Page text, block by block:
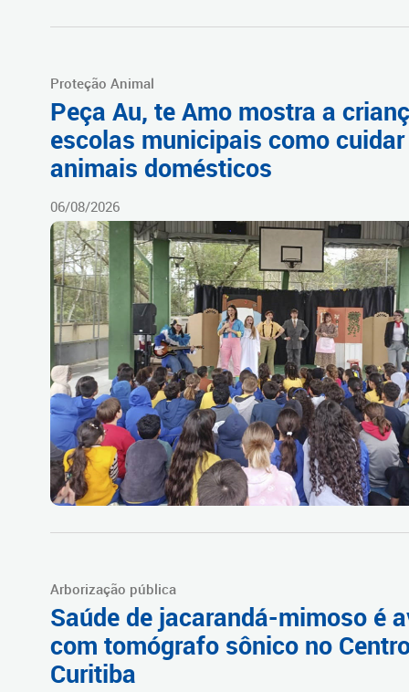
Proteção Animal
Peça Au, te Amo mostra a
escolas municipais como
animais domésticos
06/08/2026
Arborização pública
Saúde de jacarandá-mimoso é
com tomógrafo sônico no
Curitiba